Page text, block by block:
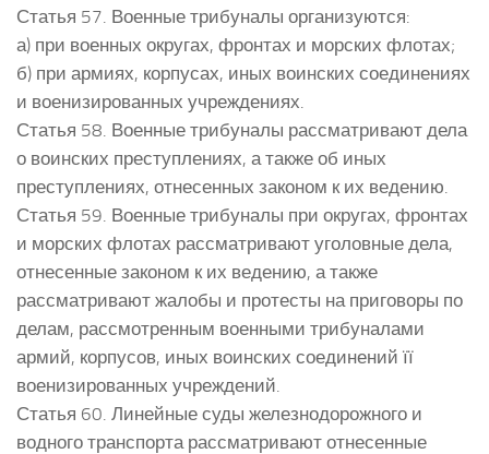
Статья 57. Военные трибуналы организуются:
а) при военных округах, фронтах и морских флотах;
б) при армиях, корпусах, иных воинских соединениях
и военизированных учреждениях.
Статья 58. Военные трибуналы рассматривают дела
о воинских преступлениях, а также об иных
преступлениях, отнесенных законом к их ведению.
Статья 59. Военные трибуналы при округах, фронтах
и морских флотах рассматривают уголовные дела,
отнесенные законом к их ведению, а также
рассматривают жалобы и протесты на приговоры по
делам, рассмотренным военными трибуналами
армий, корпусов, иных воинских соединений її
военизированных учреждений.
Статья 60. Линейные суды железнодорожного и
водного транспорта рассматривают отнесенные